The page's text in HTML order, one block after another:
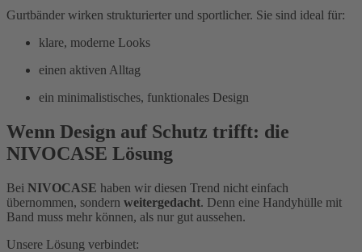
Gurtbänder wirken strukturierter und sportlicher. Sie sind ideal für:
klare, moderne Looks
einen aktiven Alltag
ein minimalistisches, funktionales Design
Wenn Design auf Schutz trifft: die
NIVOCASE Lösung
Bei NIVOCASE haben wir diesen Trend nicht einfach
übernommen, sondern weitergedacht. Denn eine Handyhülle mit
Band muss mehr können, als nur gut aussehen.
Unsere Lösung verbindet: